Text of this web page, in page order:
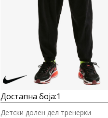
Достапна боја:1
Детски долен дел тренерки